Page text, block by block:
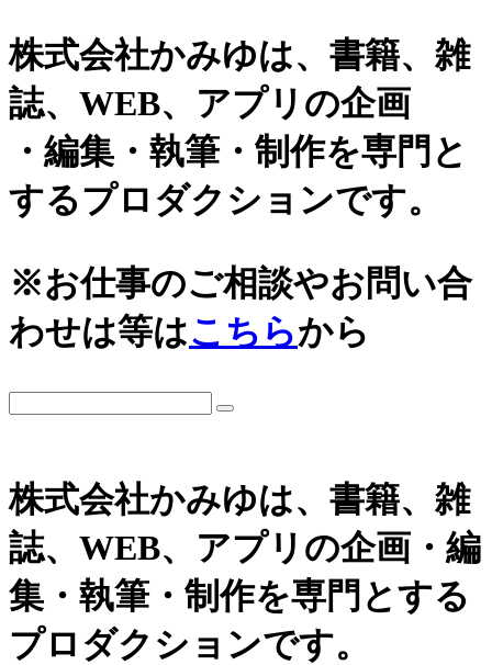
株式会社かみゆは、書籍、雑
誌、WEB、アプリの企画
・編集・執筆・制作を専門と
するプロダクションです。
※お仕事のご相談やお問い合
わせは等はこちらから
株式会社かみゆは、書籍、雑
誌、WEB、アプリの企画・編
集・執筆・制作を専門とする
プロダクションです。
城
日本史通史
大河ドラマ、テレビ・映画関連
史跡ガイド
その他歴史関連
美術史、絵画、アート
宗教、神話、神社仏閣
日本文化、民俗
天皇制
2026年
2022年
2021年
2020年
2019年
2018年